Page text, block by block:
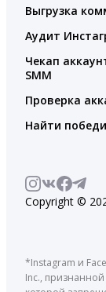
Выгрузка
Аудит
Чекап
SMM
Проверка
Найти
Copyright ©
*Instagram и
Inc., признанной